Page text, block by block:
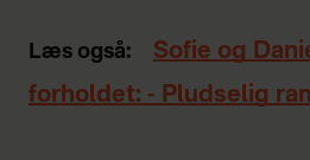
Læs også:
Sofie og
forholdet: - Pludselig